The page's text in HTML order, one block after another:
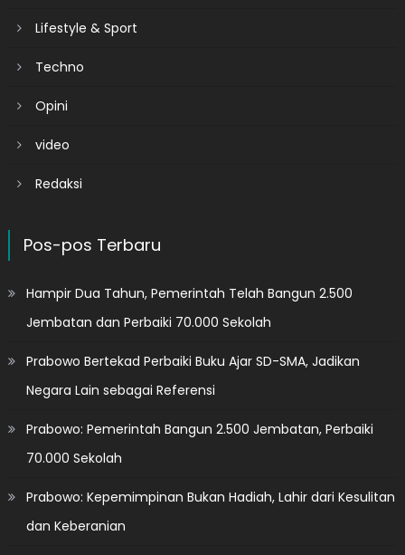
Lifestyle & Sport
Techno
Opini
video
Redaksi
Pos-pos Terbaru
Hampir Dua Tahun, Pemerintah Telah Bangun 2.500
Jembatan dan Perbaiki 70.000 Sekolah
Prabowo Bertekad Perbaiki Buku Ajar SD-SMA, Jadikan
Negara Lain sebagai Referensi
Prabowo: Pemerintah Bangun 2.500 Jembatan, Perbaiki
70.000 Sekolah
Prabowo: Kepemimpinan Bukan Hadiah, Lahir dari Kesulitan
dan Keberanian